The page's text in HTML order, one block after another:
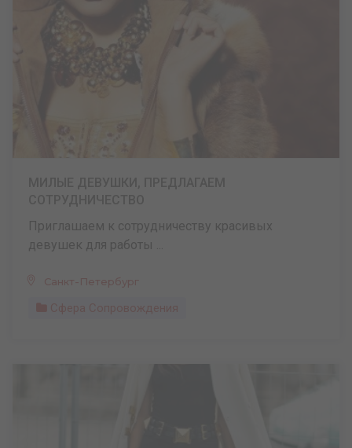
Приглашаем к сотрудничеству красивых
девушек для работы ...
Санкт-Петербург
Сфера Сопровождения